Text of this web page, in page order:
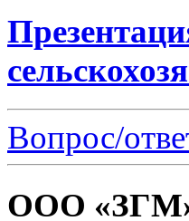
Вопрос/
ООО «ЗГМ»